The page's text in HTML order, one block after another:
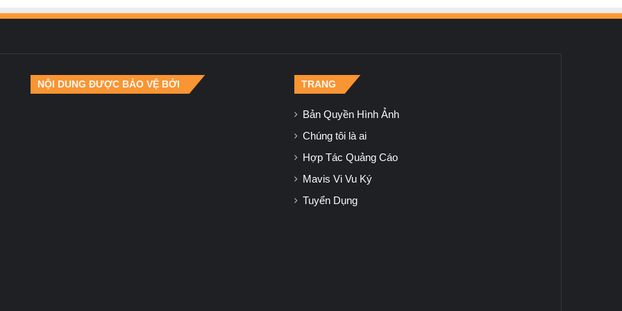
NỘI DUNG ĐƯỢC BẢO VỆ BỞI TRANG
Bản Quyền Hình Ảnh
Chúng tôi là ai
Hợp Tác Quảng Cáo
Mavis Vi Vu Ký
Tuyển Dụng